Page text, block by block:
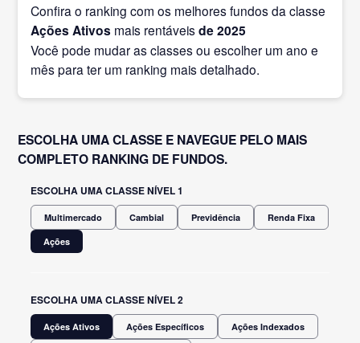
Confira o ranking com os melhores fundos da classe
Ações Ativos mais rentáveisde 2025
Você pode mudar as classes ou escolher um ano e
mês para ter um ranking mais detalhado.
ESCOLHA UMA CLASSE E NAVEGUE PELO MAIS
COMPLETO RANKING DE FUNDOS.
ESCOLHA UMA CLASSE NÍVEL 1
Multimercado Cambial Previdência
Renda Fixa
Ações
ESCOLHA UMA CLASSE NÍVEL 2
Ações Ativos Ações Específicos Ações Indexados